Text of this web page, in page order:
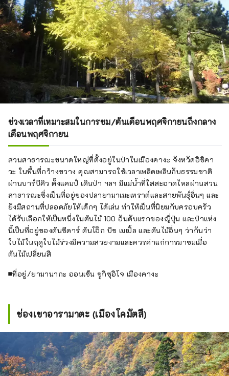
ช่วงเวลาที่เหมาะสมในการชม/ต้นเดือนพฤศจิกายนถึงกลาง
เดือนพฤศจิกายน
สวนสาธารณะขนาดใหญ่ที่ตั้งอยู่ในป่าในเมืองคางะ จังหวัดอิชิคา
วะ ในพื้นที่กว้างขวาง คุณสามารถใช้เวลาเพลิดเพลินกับธรรมชาติ
ผ่านบาร์บีคิว ตั้งแคมป์ เดินป่า ฯลฯ มีแม่น้ำที่ใสสะอาดไหลผ่านสวน
สาธารณะซึ่งเป็นที่อยู่ของปลายามาเมะเทราต์และสายพันธุ์อื่นๆ และ
ยังมีสถานที่ปลอดภัยให้เด็กๆ ได้เล่น ทำให้เป็นที่นิยมกับครอบครัว
ได้รับเลือกให้เป็นหนึ่งในต้นไม้ 100 อันดับแรกของญี่ปุ่น และป่าแห่ง
นี้เป็นที่อยู่ของต้นซีดาร์ ต้นโอ๊ก บีช เมเปิ้ล และต้นไม้อื่นๆ ว่ากันว่า
ใบไม้ในฤดูใบไม้ร่วงมีความสวยงามและควรค่าแก่การมาชมเมื่อ
ต้นไม้เปลี่ยนสี
■ที่อยู่/ยามานากะ ออนเซ็น ซูกิซุอิโจ เมืองคางะ
ช่องเขาอารามาตะ (เมืองโคมัตสึ)